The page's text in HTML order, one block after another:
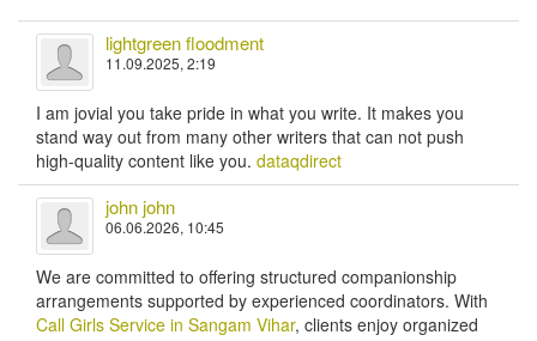
lightgreen floodment
11.09.2025, 2:19
I am jovial you take pride in what you write. It makes you
stand way out from many other writers that can not push
high-quality content like you. dataqdirect
john john
06.06.2026, 10:45
We are committed to offering structured companionship
arrangements supported by experienced coordinators. With
Call Girls Service in Sangam Vihar, clients enjoy organized